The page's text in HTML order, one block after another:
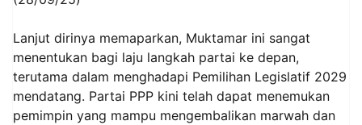
Lanjut dirinya memaparkan, Muktamar ini sangat
menentukan bagi laju langkah partai ke depan,
terutama dalam menghadapi Pemilihan Legislatif 2029
mendatang. Partai PPP kini telah dapat menemukan
pemimpin yang mampu mengembalikan marwah dan